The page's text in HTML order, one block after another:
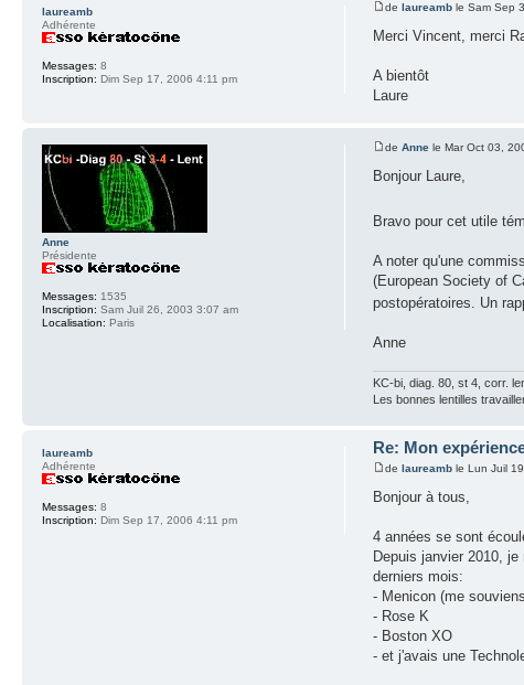
delaureamb le Sam Sep
Merci Vincent, merci
A bientôt
Laure
laureamb
Adhérente
Messages: 8
Inscription: Dim Sep 17, 2006 4:11 pm
deAnne le Mar Oct 03,
Bonjour Laure,
Bravo pour cet utile
A noter qu'une
(European Society of
postopératoires. Un
Anne
KC-bi, diag. 80, st 4, corr.
Les bonnes lentilles
Anne
Présidente
Messages: 1535
Inscription: Sam Juil 26, 2003 3:07 am
Localisation: Paris
Re: Mon
delaureamb le Lun Juil
Bonjour à tous,
4 années se sont
Depuis janvier 2010,
derniers mois:
- Menicon (me
- Rose K
- Boston XO
- et j'avais une
laureamb
Adhérente
Messages: 8
Inscription: Dim Sep 17, 2006 4:11 pm